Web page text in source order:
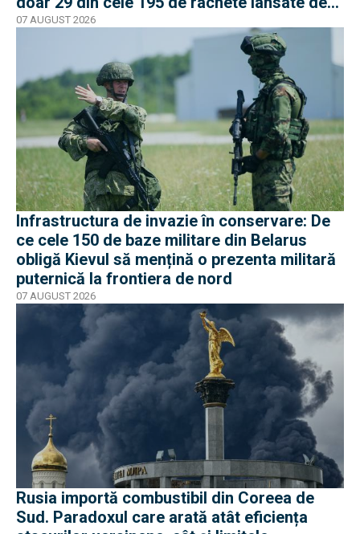
armata rusă
07 AUGUST 2026
Infrastructura de invazie în conservare: De
ce cele 150 de baze militare din Belarus
obligă Kievul să mențină o prezenta militară
puternică la frontiera de nord
07 AUGUST 2026
Rusia importă combustibil din Coreea de
Sud. Paradoxul care arată atât eficiența